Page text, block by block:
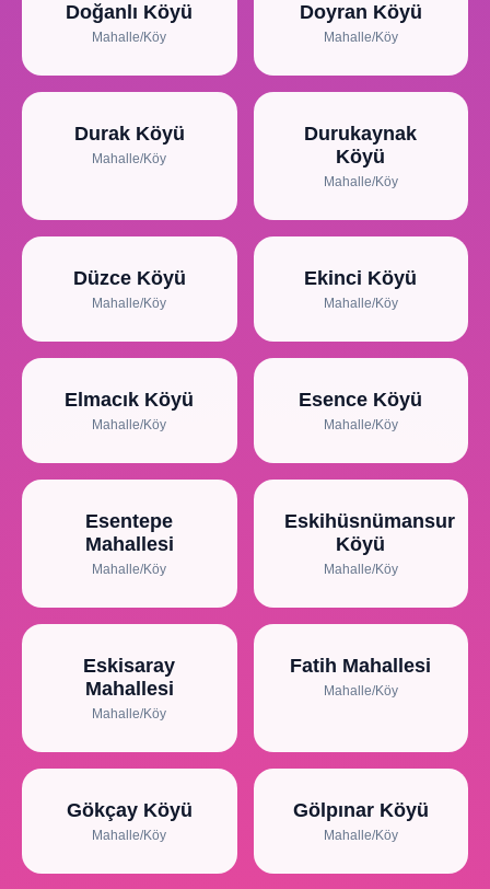
Doğanlı Köyü
Mahalle/Köy
Doyran Köyü
Mahalle/Köy
Durak Köyü
Mahalle/Köy
Durukaynak
Köyü
Mahalle/Köy
Düzce Köyü
Mahalle/Köy
Ekinci Köyü
Mahalle/Köy
Elmacık Köyü
Mahalle/Köy
Esence Köyü
Mahalle/Köy
Esentepe
Mahallesi
Mahalle/Köy
Eskihüsnümansur
Köyü
Mahalle/Köy
Eskisaray
Mahallesi
Mahalle/Köy
Fatih Mahallesi
Mahalle/Köy
Gökçay Köyü
Mahalle/Köy
Gölpınar Köyü
Mahalle/Köy